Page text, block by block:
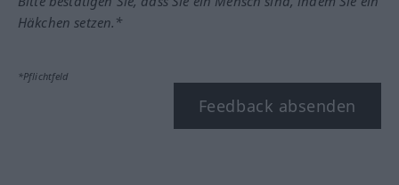
Häkchen setzen.*
*Pflichtfeld
Feedback absenden